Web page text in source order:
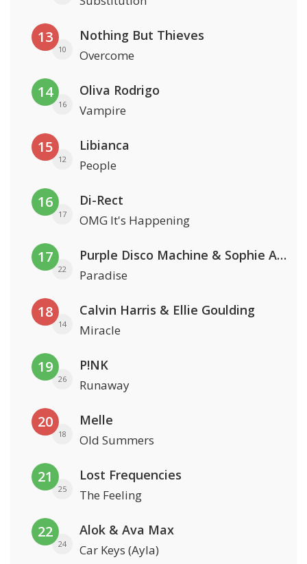
13
10
Nothing But Thieves
Overcome
14
16
Oliva Rodrigo
Vampire
15
12
Libianca
People
16
17
Di-Rect
OMG It's Happening
17
22
Purple Disco Machine & Sophie And The Giants
Paradise
18
14
Calvin Harris & Ellie Goulding
Miracle
19
26
P!NK
Runaway
20
18
Melle
Old Summers
21
25
Lost Frequencies
The Feeling
22
24
Alok & Ava Max
Car Keys (Ayla)